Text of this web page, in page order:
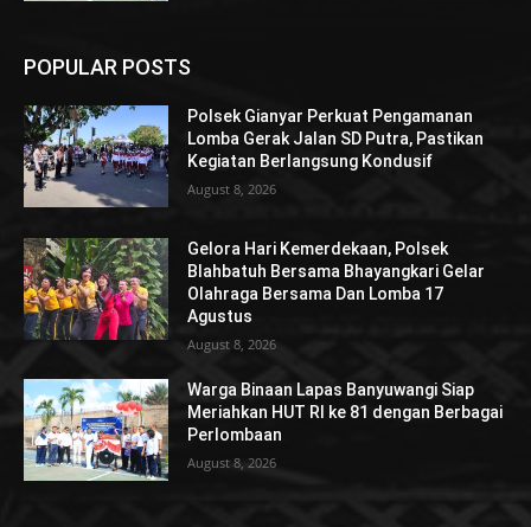
POPULAR POSTS
Polsek Gianyar Perkuat Pengamanan
Lomba Gerak Jalan SD Putra, Pastikan
Kegiatan Berlangsung Kondusif
August 8, 2026
Gelora Hari Kemerdekaan, Polsek
Blahbatuh Bersama Bhayangkari Gelar
Olahraga Bersama Dan Lomba 17
Agustus
August 8, 2026
Warga Binaan Lapas Banyuwangi Siap
Meriahkan HUT RI ke 81 dengan Berbagai
Perlombaan
August 8, 2026